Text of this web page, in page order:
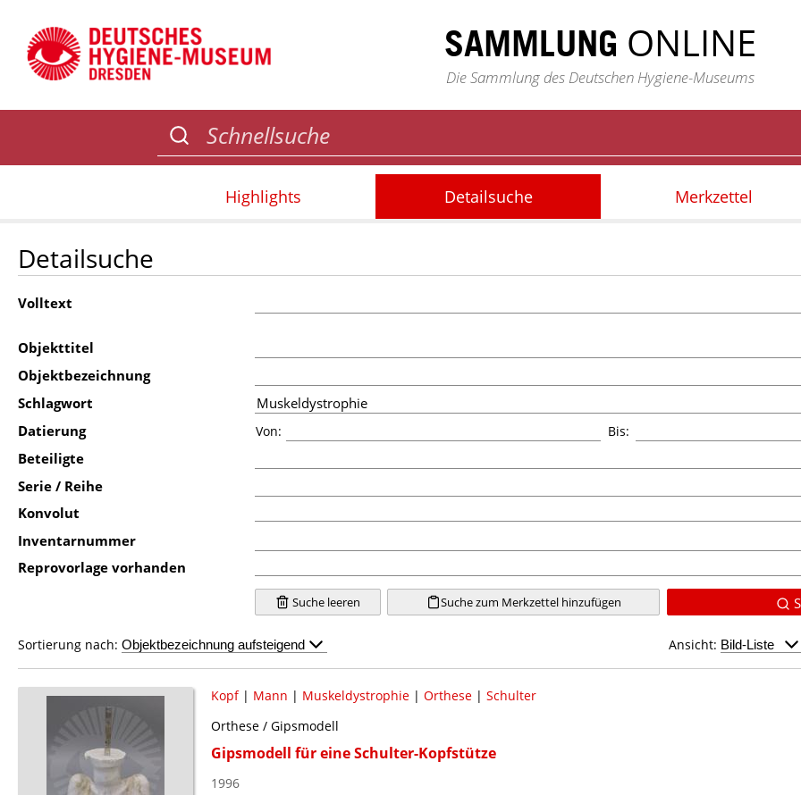
SAMMLUNG ONLINE
Die Sammlung des Deutschen Hygiene-Museums
Highlights Detailsuche Merkzettel
Detailsuche
Volltext
Objekttitel
Objektbezeichnung
Schlagwort
Datierung
Von: Bis:
Beteiligte
Serie / Reihe
Konvolut
Inventarnummer
Reprovorlage vorhanden
Suche leeren Suche zum Merkzettel hinzufügen
Ansicht:
Sortierung nach:
Kopf| Mann | Muskeldystrophie| Orthese| Schulter
Orthese / Gipsmodell
Gipsmodell für eine Schulter-Kopfstütze
1996